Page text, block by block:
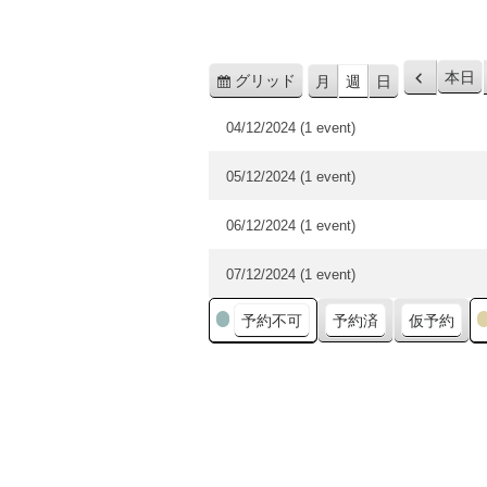
グリッド
表月 週 日
前
本日
04/12/2024 (1 event)
05/12/2024 (1 event)
06/12/2024 (1 event)
07/12/2024 (1 event)
カ
テ
予約不可 予約済 仮予約